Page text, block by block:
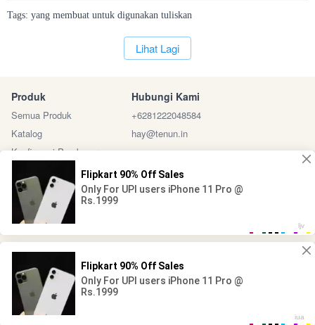
Tags: yang membuat untuk digunakan tuliskan
`Lihat Lagi
Produk
Semua Produk
Katalog
Konfirmasi Pembayaran
Hubungi Kami
+6281222048584
hay@tenun.in
Sosial Media Marketplace
@ 2024 - Tenun Indonesia